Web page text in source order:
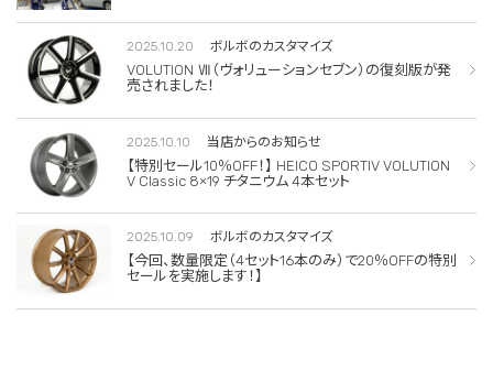
2025.10.20 ボルボのカスタマイズ
VOLUTION Ⅶ（ヴォリューションセブン）の復刻版が発
売されました！
2025.10.10 当店からのお知らせ
【特別セール10％OFF！】 HEICO SPORTIV VOLUTION
V Classic 8×19 チタニウム 4本セット
2025.10.09 ボルボのカスタマイズ
【今回、数量限定（4セット16本のみ）で20％OFFの特別
セールを実施します！】